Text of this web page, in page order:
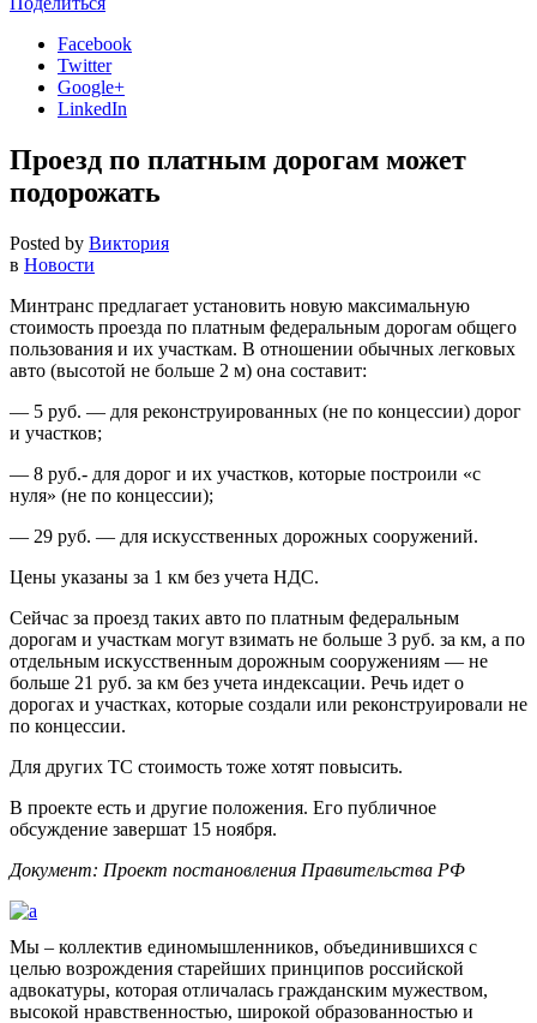
Facebook
Twitter
Google+
LinkedIn
Проезд по платным дорогам может
подорожать
Posted by Виктория
в Новости
Минтранс предлагает установить новую максимальную
стоимость проезда по платным федеральным дорогам общего
пользования и их участкам. В отношении обычных легковых
авто (высотой не больше 2 м) она составит:
— 5 руб. — для реконструированных (не по концессии) дорог
и участков;
— 8 руб.- для дорог и их участков, которые построили «с
нуля» (не по концессии);
— 29 руб. — для искусственных дорожных сооружений.
Цены указаны за 1 км без учета НДС.
Сейчас за проезд таких авто по платным федеральным
дорогам и участкам могут взимать не больше 3 руб. за км, а по
отдельным искусственным дорожным сооружениям — не
больше 21 руб. за км без учета индексации. Речь идет о
дорогах и участках, которые создали или реконструировали не
по концессии.
Для других ТС стоимость тоже хотят повысить.
В проекте есть и другие положения. Его публичное
обсуждение завершат 15 ноября.
Документ: Проект постановления Правительства РФ
Мы – коллектив единомышленников, объединившихся с
целью возрождения старейших принципов российской
адвокатуры, которая отличалась гражданским мужеством,
высокой нравственностью, широкой образованностью и